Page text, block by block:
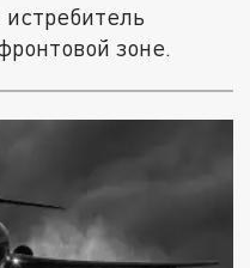
зоне.